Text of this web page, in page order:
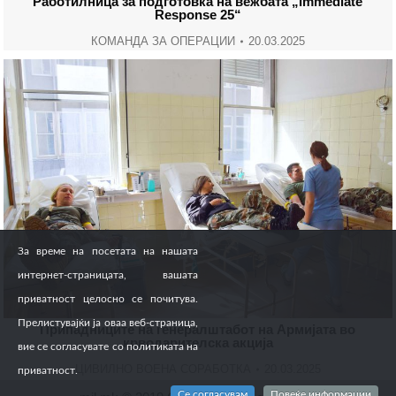
Response 25“
КОМАНДА ЗА ОПЕРАЦИИ 20.03.2025
Припадниците на генералштабот на Армијата во
крводарителска акција
ЦИВИЛНО ВОЕНА СОРАБОТКА
За време на посетата на нашата
интернет-страницата, вашата
приватност целосно се почитува.
Прелистувајќи ја оваа веб-страница,
вие се согласувате со политиката на
приватност.